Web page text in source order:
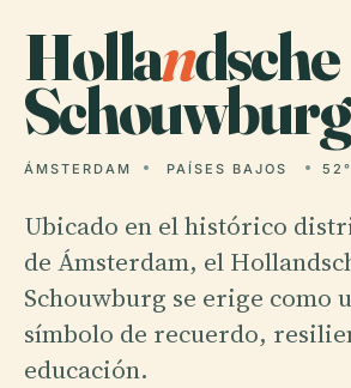
Hollandsche
ÁMSTERDAM PAÍSES BAJOS
Ubicado en el histórico
de Ámsterdam, el
Schouwburg se erige como
símbolo de recuerdo,
educación.